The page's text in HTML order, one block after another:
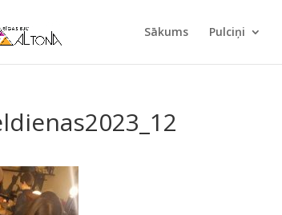
Sākums Pulciņi